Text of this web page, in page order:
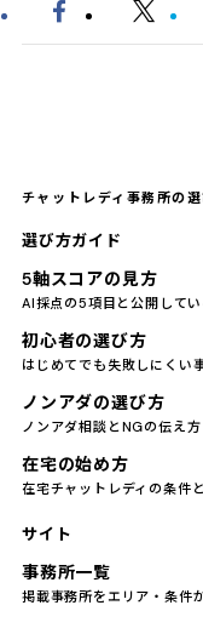
チャットレディ事務所の
選び方ガイド
5軸スコアの見方
AI採点の5項目と公開して
初心者の選び方
はじめてでも失敗しにくい
ノンアダの選び方
ノンアダ相談とNGの伝え方
在宅の始め方
在宅チャットレディの条件
サイト
事務所一覧
掲載事務所をエリア・条件